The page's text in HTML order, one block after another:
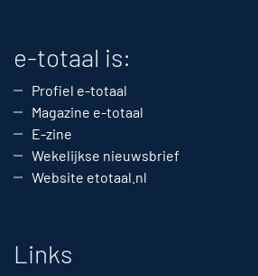
e-totaal is:
Profiel e-totaal
Magazine e-totaal
E-zine
Wekelijkse nieuwsbrief
Website etotaal.nl
Links